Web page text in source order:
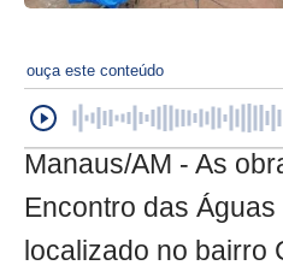
ouça este conteúdo
Manaus/AM - As
Encontro das
localizado no bairro